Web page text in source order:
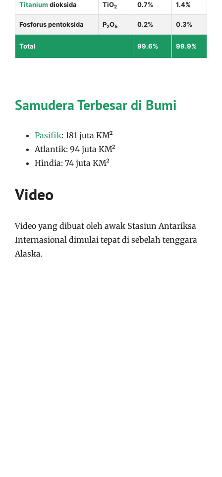
Titanium dioksida TiO2 0.7% 1.4%
Fosforus pentoksida P2O5 0.2% 0.3%
Total 99.6% 99.9%
Samudera Terbesar di Bumi
Pasifik: 181 juta KM²
Atlantik: 94 juta KM²
Hindia: 74 juta KM²
Video
Video yang dibuat oleh awak Stasiun Antariksa
Internasional dimulai tepat di sebelah tenggara
Alaska.